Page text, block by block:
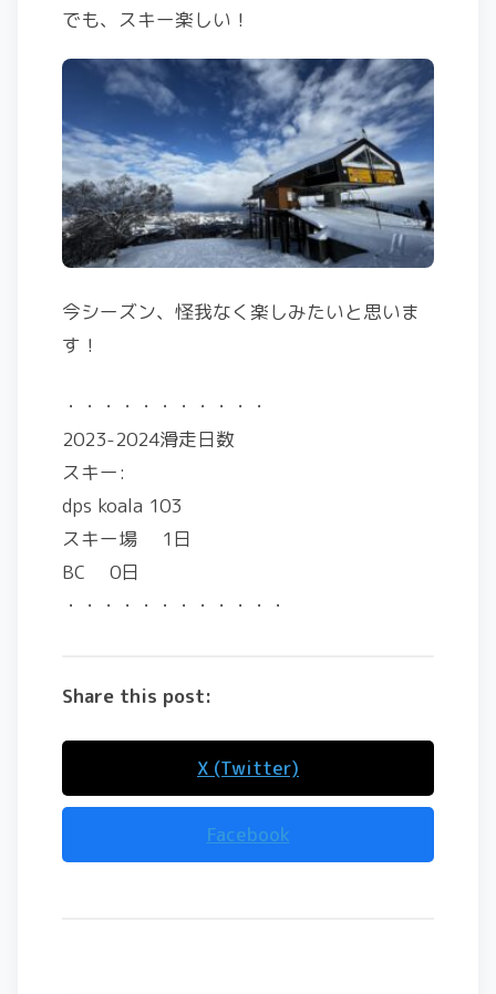
でも、スキー楽しい！
今シーズン、怪我なく楽しみたいと思いま
す！
・・・・・・・・・・・
2023-2024滑走日数
スキー:
dps koala 103
スキー場 1日
BC 0日
・・・・・・・・・・・・
Share this post:
X (Twitter)
Facebook